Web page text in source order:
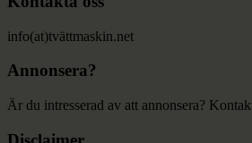
info(at)tvättmaskin.net
Annonsera?
Är du intresserad av att annonsera?